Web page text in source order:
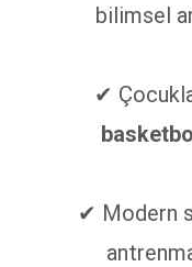
bilimsel
✔
✔ Modern